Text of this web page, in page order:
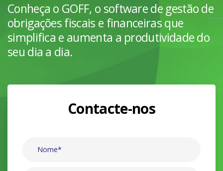
Conheça o GOFF, o software de gestão de
obrigações fiscais e financeiras que
simplifica e aumenta a produtividade do
seu dia a dia.
Contacte-nos